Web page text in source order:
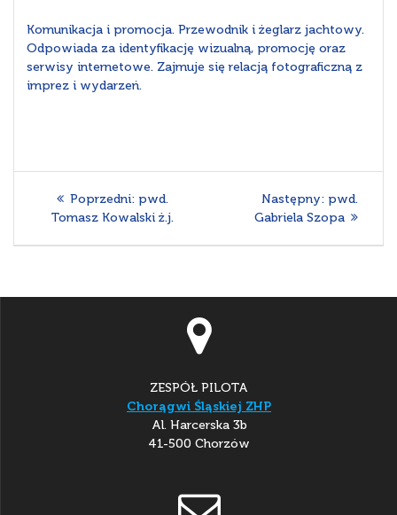
Komunikacja i promocja. Przewodnik i żeglarz jachtowy.
Odpowiada za identyfikację wizualną, promocję oraz
serwisy internetowe. Zajmuje się relacją fotograficzną z
imprez i wydarzeń.
Nawigacja
wpisu
Poprzedni: Poprzedni
wpis:
pwd.
Tomasz Kowalski ż.j.
Następny: Następny
wpis:
pwd.
Gabriela Szopa
ZESPÓŁ PILOTA
Chorągwi Śląskiej ZHP
Al. Harcerska 3b
41-500 Chorzów